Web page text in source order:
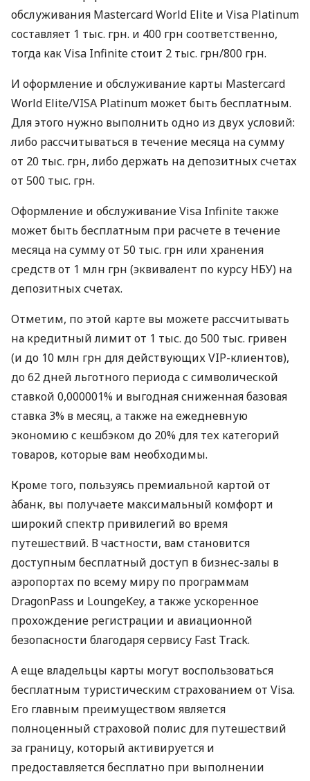
обслуживания Mastercard World Elite и Visa Platinum
составляет 1 тыс. грн. и 400 грн соответственно,
тогда как Visa Infinite стоит 2 тыс. грн/800 грн.
И оформление и обслуживание карты Mastercard
World Elite/VISA Platinum может быть бесплатным.
Для этого нужно выполнить одно из двух условий:
либо рассчитываться в течение месяца на сумму
от 20 тыс. грн, либо держать на депозитных счетах
от 500 тыс. грн.
Оформление и обслуживание Visa Infinite также
может быть бесплатным при расчете в течение
месяца на сумму от 50 тыс. грн или хранения
средств от 1 млн грн (эквивалент по курсу НБУ) на
депозитных счетах.
Отметим, по этой карте вы можете рассчитывать
на кредитный лимит от 1 тыс. до 500 тыс. гривен
(и до 10 млн грн для действующих VIP-клиентов),
до 62 дней льготного периода с символической
ставкой 0,000001% и выгодная сниженная базовая
ставка 3% в месяц, а также на ежедневную
экономию с кешбэком до 20% для тех категорий
товаров, которые вам необходимы.
Кроме того, пользуясь премиальной картой от
àбанк, вы получаете максимальный комфорт и
широкий спектр привилегий во время
путешествий. В частности, вам становится
доступным бесплатный доступ в бизнес-залы в
аэропортах по всему миру по программам
DragonPass и LoungeKey, а также ускоренное
прохождение регистрации и авиационной
безопасности благодаря сервису Fast Track.
А еще владельцы карты могут воспользоваться
бесплатным туристическим страхованием от Visa.
Его главным преимуществом является
полноценный страховой полис для путешествий
за границу, который активируется и
предоставляется бесплатно при выполнении